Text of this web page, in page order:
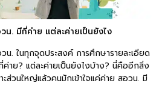
น. มีกี่ค่าย แต่ละค่ายเป็นยังไง
น. ในทุกจุดประสงค์ การศึกษารายละเอียด
ค่าย? แต่ละค่ายเป็นยังไงบ้าง? นี่คืออีกสิ่ง
ะส่วนใหญ่แล้วคนมักเข้าใจแค่ค่าย สอวน. มี